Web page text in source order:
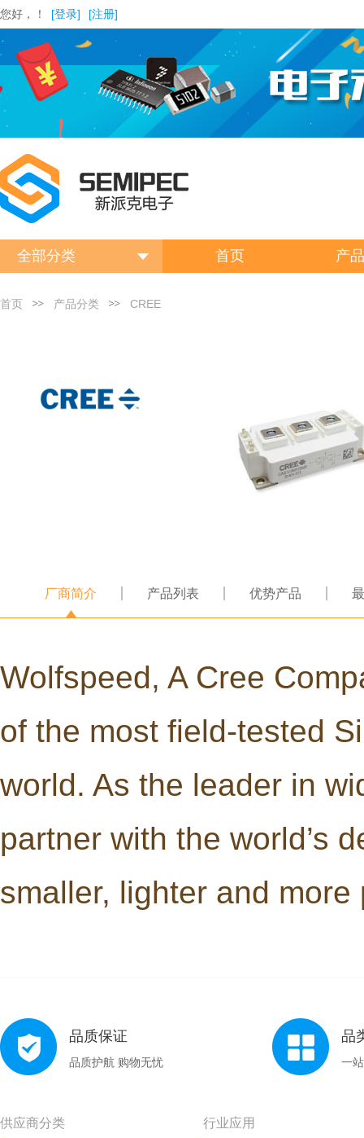
您好，！ [登录] [注册]
全部分类 首页 产
首页 产品分类 CREE
厂商简介 产品列表 优势产品
Wolfspeed, A Cree
of the most field-tested
world. As the leader in
partner with the world’s
smaller, lighter and
品质保证
品质护航 购物无忧
品
一
供应商分类 行业应用